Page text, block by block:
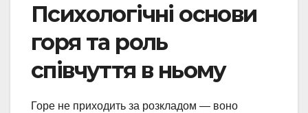
Психологічні основи
горя та роль
співчуття в ньому
Горе не приходить за розкладом — воно